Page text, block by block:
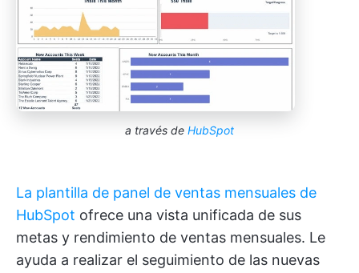
a través de HubSpot
La plantilla de panel de ventas mensuales de
HubSpot ofrece una vista unificada de sus
metas y rendimiento de ventas mensuales. Le
ayuda a realizar el seguimiento de las nuevas